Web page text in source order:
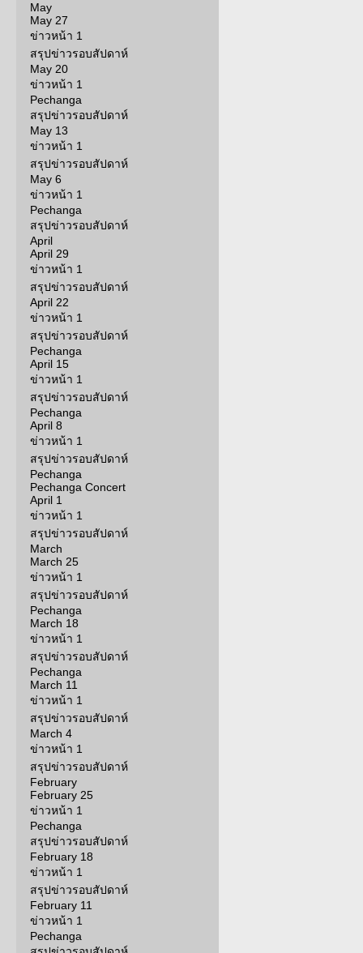
May
May 27
ข่าวหน้า 1
สรุปข่าวรอบสัปดาห์
May 20
ข่าวหน้า 1
Pechanga
สรุปข่าวรอบสัปดาห์
May 13
ข่าวหน้า 1
สรุปข่าวรอบสัปดาห์
May 6
ข่าวหน้า 1
Pechanga
สรุปข่าวรอบสัปดาห์
April
April 29
ข่าวหน้า 1
สรุปข่าวรอบสัปดาห์
April 22
ข่าวหน้า 1
สรุปข่าวรอบสัปดาห์
Pechanga
April 15
ข่าวหน้า 1
สรุปข่าวรอบสัปดาห์
Pechanga
April 8
ข่าวหน้า 1
สรุปข่าวรอบสัปดาห์
Pechanga
Pechanga Concert
April 1
ข่าวหน้า 1
สรุปข่าวรอบสัปดาห์
March
March 25
ข่าวหน้า 1
สรุปข่าวรอบสัปดาห์
Pechanga
March 18
ข่าวหน้า 1
สรุปข่าวรอบสัปดาห์
Pechanga
March 11
ข่าวหน้า 1
สรุปข่าวรอบสัปดาห์
March 4
ข่าวหน้า 1
สรุปข่าวรอบสัปดาห์
February
February 25
ข่าวหน้า 1
Pechanga
สรุปข่าวรอบสัปดาห์
February 18
ข่าวหน้า 1
สรุปข่าวรอบสัปดาห์
February 11
ข่าวหน้า 1
Pechanga